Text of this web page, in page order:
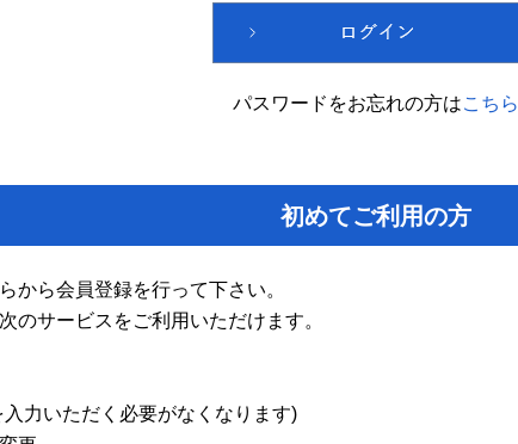
パスワードをお忘れの方はこちら
初めてご利用の方
から会員登録を行って下さい。
のサービスをご利用いただけます。
力いただく必要がなくなります)